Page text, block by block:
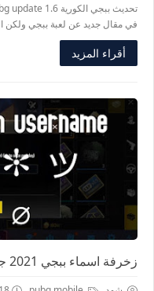
في مقال جديد عن لعبة ببجي ولكن
أقراء المزيد
زخرفة اسماء ببجي 2021 جديدة